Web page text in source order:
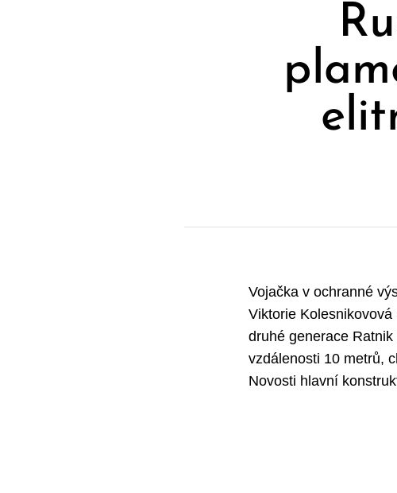
Vojačka v ochranné
Viktorie
druhé generace
vzdálenosti 10 metrů,
Novosti hlavní